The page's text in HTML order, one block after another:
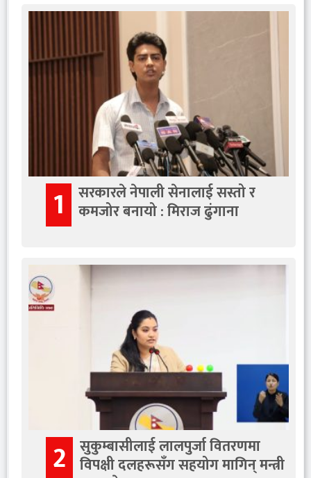
1 सरकारले नेपाली सेनालाई सस्तो र
कमजोर बनायो : मिराज ढुंगाना
2 सुकुम्बासीलाई लालपुर्जा वितरणमा
विपक्षी दलहरूसँग सहयोग मागिन् मन्त्री